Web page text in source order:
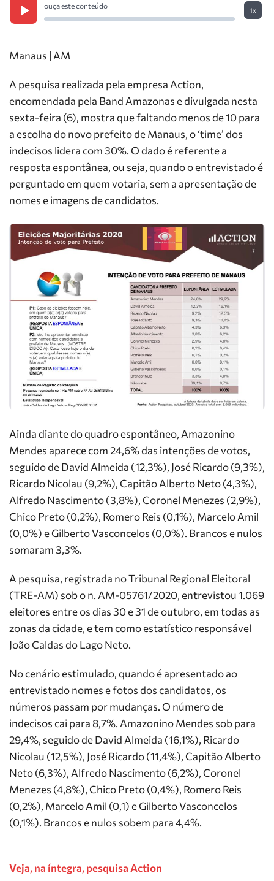
ouça este conteúdo
1x
Manaus | AM
A pesquisa realizada pela empresa Action,
encomendada pela Band Amazonas e divulgada nesta
sexta-feira (6), mostra que faltando menos de 10 para
a escolha do novo prefeito de Manaus, o ‘time’ dos
indecisos lidera com 30%. O dado é referente a
resposta espontânea, ou seja, quando o entrevistado é
perguntado em quem votaria, sem a apresentação de
nomes e imagens de candidatos.
Ainda diante do quadro espontâneo, Amazonino
Mendes aparece com 24,6% das intenções de votos,
seguido de David Almeida (12,3%), José Ricardo (9,3%),
Ricardo Nicolau (9,2%), Capitão Alberto Neto (4,3%),
Alfredo Nascimento (3,8%), Coronel Menezes (2,9%),
Chico Preto (0,2%), Romero Reis (0,1%), Marcelo Amil
(0,0%) e Gilberto Vasconcelos (0,0%). Brancos e nulos
somaram 3,3%.
A pesquisa, registrada no Tribunal Regional Eleitoral
(TRE-AM) sob o n. AM-05761/2020, entrevistou 1.069
eleitores entre os dias 30 e 31 de outubro, em todas as
zonas da cidade, e tem como estatístico responsável
João Caldas do Lago Neto.
No cenário estimulado, quando é apresentado ao
entrevistado nomes e fotos dos candidatos, os
números passam por mudanças. O número de
indecisos cai para 8,7%. Amazonino Mendes sob para
29,4%, seguido de David Almeida (16,1%), Ricardo
Nicolau (12,5%), José Ricardo (11,4%), Capitão Alberto
Neto (6,3%), Alfredo Nascimento (6,2%), Coronel
Menezes (4,8%), Chico Preto (0,4%), Romero Reis
(0,2%), Marcelo Amil (0,1) e Gilberto Vasconcelos
(0,1%). Brancos e nulos sobem para 4,4%.
Veja, na íntegra, pesquisa Action